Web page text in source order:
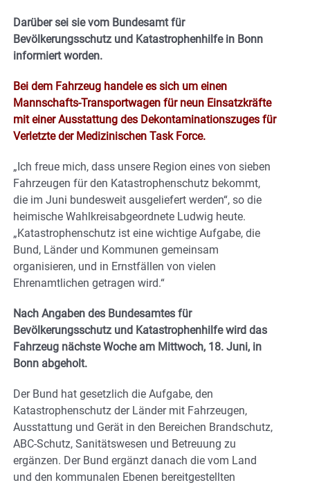
Darüber sei sie vom Bundesamt für
Bevölkerungsschutz und Katastrophenhilfe in Bonn
informiert worden.
Bei dem Fahrzeug handele es sich um einen
Mannschafts-Transportwagen für neun Einsatzkräfte
mit einer Ausstattung des Dekontaminationszuges für
Verletzte der Medizinischen Task Force.
„Ich freue mich, dass unsere Region eines von sieben
Fahrzeugen für den Katastrophenschutz bekommt,
die im Juni bundesweit ausgeliefert werden“, so die
heimische Wahlkreisabgeordnete Ludwig heute.
„Katastrophenschutz ist eine wichtige Aufgabe, die
Bund, Länder und Kommunen gemeinsam
organisieren, und in Ernstfällen von vielen
Ehrenamtlichen getragen wird.“
Nach Angaben des Bundesamtes für
Bevölkerungsschutz und Katastrophenhilfe wird das
Fahrzeug nächste Woche am Mittwoch, 18. Juni, in
Bonn abgeholt.
Der Bund hat gesetzlich die Aufgabe, den
Katastrophenschutz der Länder mit Fahrzeugen,
Ausstattung und Gerät in den Bereichen Brandschutz,
ABC-Schutz, Sanitätswesen und Betreuung zu
ergänzen. Der Bund ergänzt danach die vom Land
und den kommunalen Ebenen bereitgestellten